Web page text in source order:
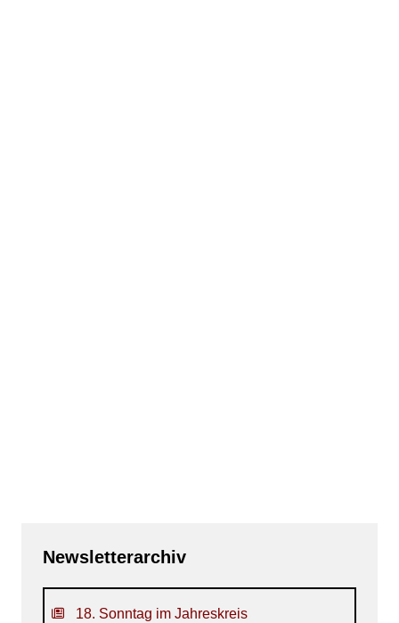
Newsletterarchiv
18. Sonntag im Jahreskreis